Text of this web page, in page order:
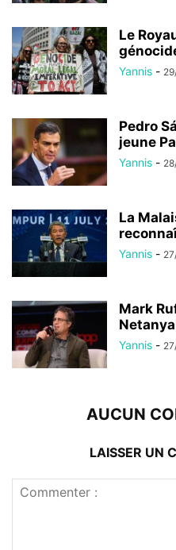
Le
Yannis -
Pedro
jeune
Yannis -
La
Yannis -
Mark
Yannis -
AUCUN
LAISSER UN